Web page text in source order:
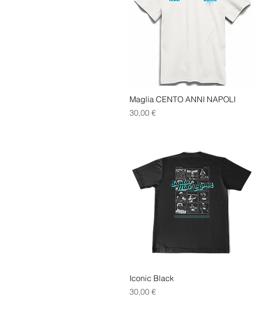
Maglia CENTO ANNI NAPOLI
Prezzo
30,00 €
Iconic Black
Prezzo
30,00 €